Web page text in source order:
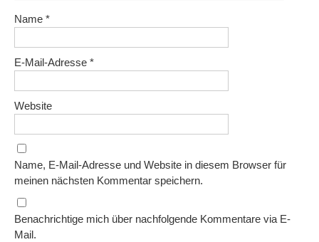
Name *
E-Mail-Adresse *
Website
Name, E-Mail-Adresse und Website in diesem Browser für
meinen nächsten Kommentar speichern.
Benachrichtige mich über nachfolgende Kommentare via E-
Mail.